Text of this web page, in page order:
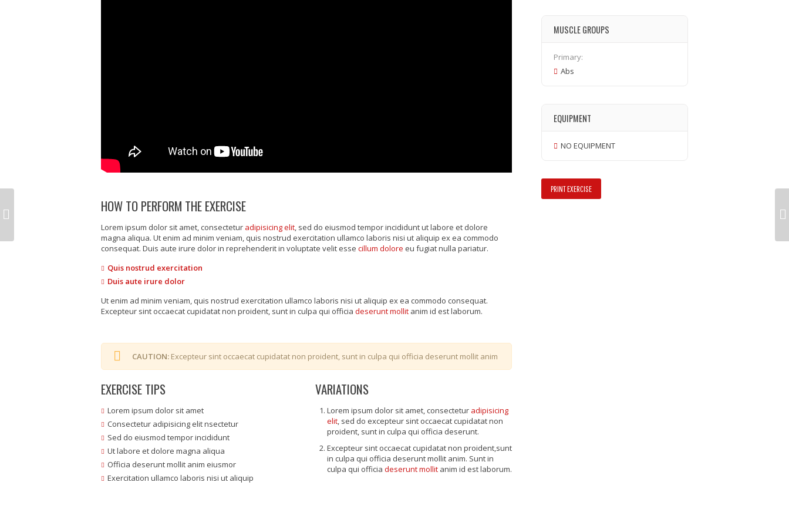
HOW TO PERFORM THE EXERCISE
Lorem ipsum dolor sit amet, consectetur adipisicing elit, sed do eiusmod tempor incididunt ut labore et dolore
magna aliqua. Ut enim ad minim veniam, quis nostrud exercitation ullamco laboris nisi ut aliquip ex ea commodo
consequat. Duis aute irure dolor in reprehenderit in voluptate velit esse cillum dolore eu fugiat nulla pariatur.
Quis nostrud exercitation
Duis aute irure dolor
Ut enim ad minim veniam, quis nostrud exercitation ullamco laboris nisi ut aliquip ex ea commodo consequat.
Excepteur sint occaecat cupidatat non proident, sunt in culpa qui officia deserunt mollit anim id est laborum.
CAUTION: Excepteur sint occaecat cupidatat non proident, sunt in culpa qui officia deserunt mollit anim
EXERCISE TIPS
Lorem ipsum dolor sit amet
Consectetur adipisicing elit nsectetur
Sed do eiusmod tempor incididunt
Ut labore et dolore magna aliqua
Officia deserunt mollit anim eiusmor
Exercitation ullamco laboris nisi ut aliquip
VARIATIONS
Lorem ipsum dolor sit amet, consectetur adipisicing
elit, sed do excepteur sint occaecat cupidatat non
proident, sunt in culpa qui officia deserunt.
Excepteur sint occaecat cupidatat non proident,sunt
in culpa qui officia deserunt mollit anim. Sunt in
culpa qui officia deserunt mollit anim id est laborum.
MUSCLE GROUPS
Primary:
Abs
EQUIPMENT
NO EQUIPMENT
PRINT EXERCISE